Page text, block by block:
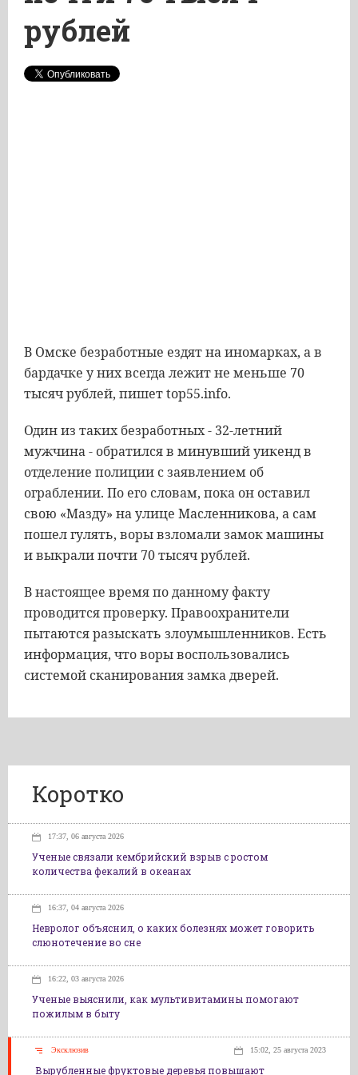
рублей
В Омске безработные ездят на иномарках, а в
бардачке у них всегда лежит не меньше 70
тысяч рублей, пишет top55.info.
Один из таких безработных - 32-летний
мужчина - обратился в минувший уикенд в
отделение полиции с заявлением об
ограблении. По его словам, пока он оставил
свою «Мазду» на улице Масленникова, а сам
пошел гулять, воры взломали замок машины
и выкрали почти 70 тысяч рублей.
В настоящее время по данному факту
проводится проверку. Правоохранители
пытаются разыскать злоумышленников. Есть
информация, что воры воспользовались
системой сканирования замка дверей.
Коротко
17:37, 06 августа 2026
Ученые связали кембрийский взрыв с ростом
количества фекалий в океанах
16:37, 04 августа 2026
Невролог объяснил, о каких болезнях может говорить
слюнотечение во сне
16:22, 03 августа 2026
Ученые выяснили, как мультивитамины помогают
пожилым в быту
Эксклюзив 15:02, 25 августа 2023
Вырубленные фруктовые деревья повышают